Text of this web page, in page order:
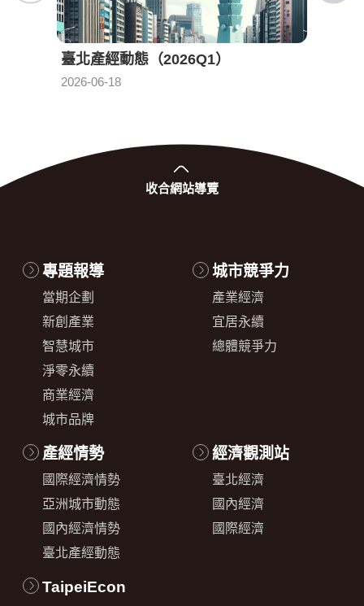
臺北產經動態（2026Q1）
2026-06-18
發布日期：
收合網站導覽
專題報導
當期企劃
新創產業
智慧城市
淨零永續
商業經濟
城市品牌
城市競爭力
產業經濟
宜居永續
總體競爭力
產經情勢
國際經濟情勢
亞洲城市動態
國內經濟情勢
臺北產經動態
經濟觀測站
臺北經濟
國內經濟
國際經濟
TaipeiEcon